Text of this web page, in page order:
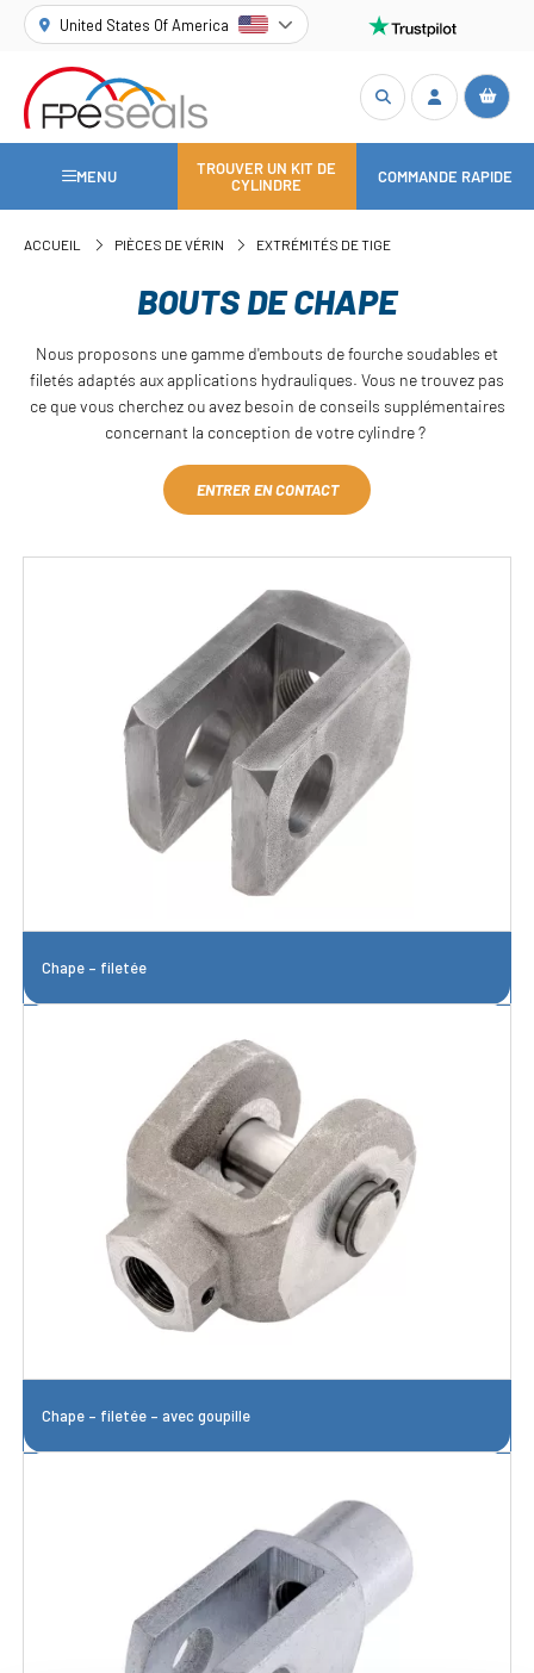
United States Of America
MENU
TROUVER UN KIT DE
CYLINDRE
COMMANDE RAPIDE
ACCUEIL PIÈCES DE VÉRIN EXTRÉMITÉS DE TIGE
BOUTS DE CHAPE
Nous proposons une gamme d'embouts de fourche soudables et
filetés adaptés aux applications hydrauliques. Vous ne trouvez pas
ce que vous cherchez ou avez besoin de conseils supplémentaires
concernant la conception de votre cylindre ?
ENTRER EN CONTACT
Chape – filetée
Chape – filetée – avec goupille